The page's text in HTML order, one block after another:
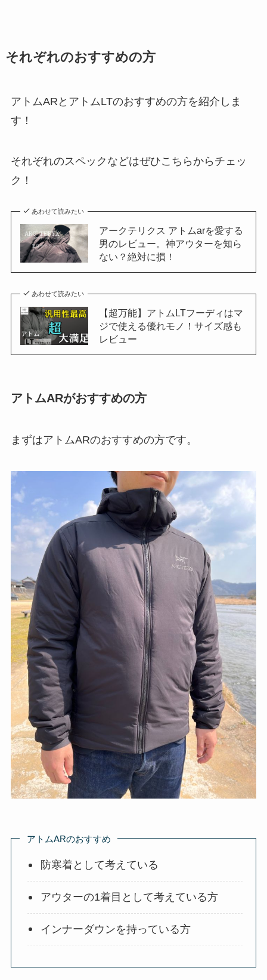
それぞれのおすすめの方
アトムARとアトムLTのおすすめの方を紹介しま
す！
それぞれのスペックなどはぜひこちらからチェッ
ク！
あわせて読みたい
アークテリクス アトムarを愛する
男のレビュー。神アウターを知ら
ない？絶対に損！
あわせて読みたい
【超万能】アトムLTフーディはマ
ジで使える優れモノ！サイズ感も
レビュー
アトムARがおすすめの方
まずはアトムARのおすすめの方です。
アトムARのおすすめ
防寒着として考えている
アウターの1着目として考えている方
インナーダウンを持っている方